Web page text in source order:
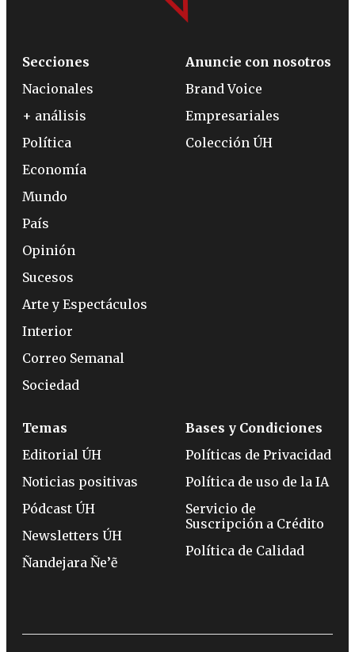
Secciones
Nacionales
+ análisis
Política
Economía
Mundo
País
Opinión
Sucesos
Arte y Espectáculos
Interior
Correo Semanal
Sociedad
Anuncie con nosotros
Brand Voice
Empresariales
Colección ÚH
Temas
Editorial ÚH
Noticias positivas
Pódcast ÚH
Newsletters ÚH
Ñandejara Ñe’ẽ
Bases y Condiciones
Políticas de Privacidad
Política de uso de la IA
Servicio de
Suscripción a Crédito
Política de Calidad